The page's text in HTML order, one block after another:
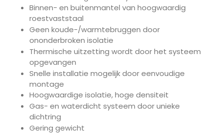
gallerijBinnen- en buitenmantel van hoogwaardig
roestvaststaal
Geen koude-/warmtebruggen door
ononderbroken isolatie
Thermische uitzetting wordt door het systeem
opgevangen
Snelle installatie mogelijk door eenvoudige
montage
Hoogwaardige isolatie, hoge densiteit
Gas- en waterdicht systeem door unieke
dichtring
Gering gewicht